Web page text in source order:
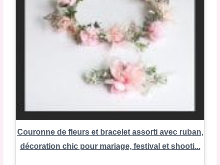
Couronne de fleurs et bracelet assorti avec ruban,
décoration chic pour mariage, festival et shooti...